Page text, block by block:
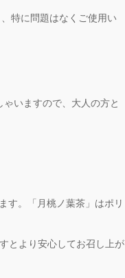
特に問題はなくご使用い
いますので、大人の方と
す。「月桃ノ葉茶」はポリ
とより安心してお召し上が